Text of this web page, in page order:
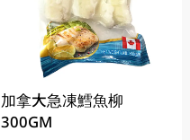
加拿大急凍鱈魚柳
300GM